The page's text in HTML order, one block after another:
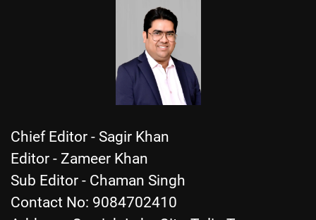
Chief Editor - Sagir Khan
Editor - Zameer Khan
Sub Editor - Chaman Singh
Contact No: 9084702410